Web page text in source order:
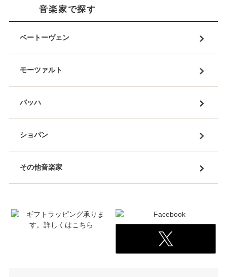
音楽家で探す
ベートーヴェン
モーツァルト
バッハ
ショパン
その他音楽家